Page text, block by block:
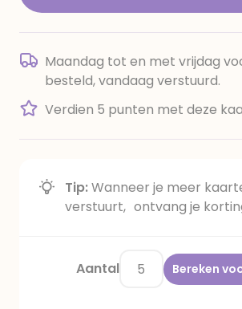
Maandag tot en met vrijdag
besteld, vandaag verstuurd.
Verdien 5 punten met deze
Tip:Wanneer je meer
verstuurt, ontvang je
Aantal Bereken